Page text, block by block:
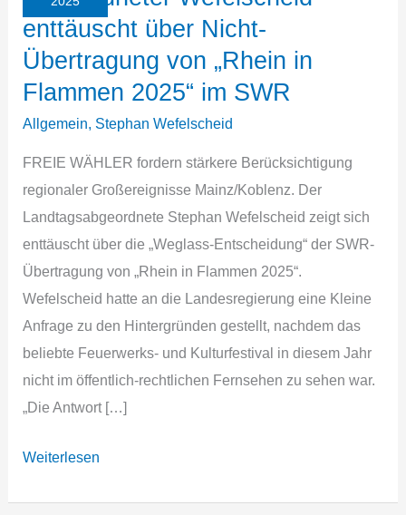
enttäuscht über Nicht-
Übertragung von „Rhein in
Flammen 2025“ im SWR
Allgemein, Stephan Wefelscheid
FREIE WÄHLER fordern stärkere Berücksichtigung
regionaler Großereignisse Mainz/Koblenz. Der
Landtagsabgeordnete Stephan Wefelscheid zeigt sich
enttäuscht über die „Weglass-Entscheidung“ der SWR-
Übertragung von „Rhein in Flammen 2025“.
Wefelscheid hatte an die Landesregierung eine Kleine
Anfrage zu den Hintergründen gestellt, nachdem das
beliebte Feuerwerks- und Kulturfestival in diesem Jahr
nicht im öffentlich-rechtlichen Fernsehen zu sehen war.
„Die Antwort […]
Abgeordneter
Weiterlesen